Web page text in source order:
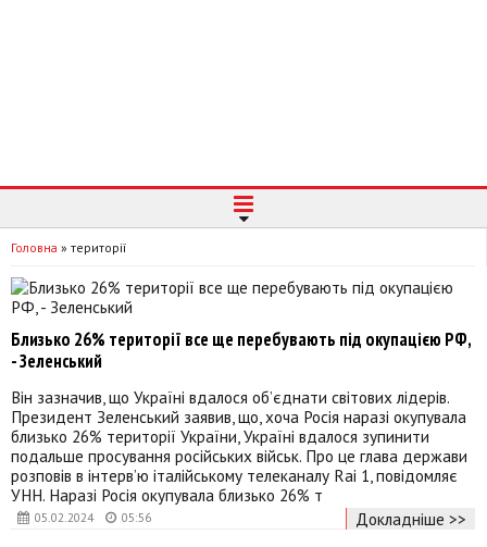
Головна » території
05.02.2024 05:56
Близько 26% території все ще перебувають під окупацією РФ,
- Зеленський
Він зазначив, що Україні вдалося об’єднати світових лідерів.
Президент Зеленський заявив, що, хоча Росія наразі окупувала
близько 26% території України, Україні вдалося зупинити
подальше просування російських військ. Про це глава держави
розповів в інтерв’ю італійському телеканалу Rai 1, повідомляє
УНН. Наразі Росія окупувала близько 26% т
Докладніше >>